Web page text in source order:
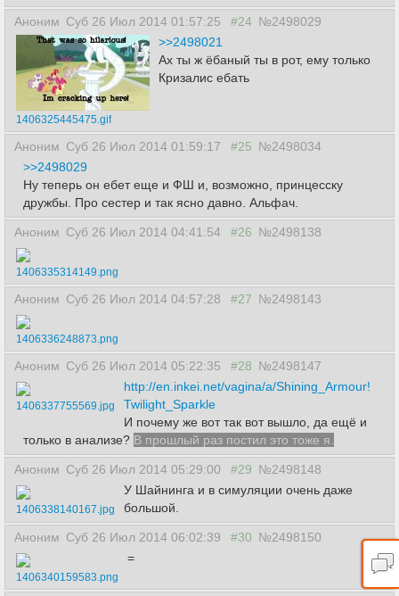
Аноним Суб 26 Июл 2014 01:57:25 #24 №2498029
1406325445475.gif
>>2498021
Ах ты ж ёбаный ты в рот, ему только
Кризалис ебать
Аноним Суб 26 Июл 2014 01:59:17 #25 №2498034
>>2498029
Ну теперь он ебет еще и ФШ и, возможно, принцесску
дружбы. Про сестер и так ясно давно. Альфач.
Аноним Суб 26 Июл 2014 04:41:54 #26 №2498138
1406335314149.png
Аноним Суб 26 Июл 2014 04:57:28 #27 №2498143
1406336248873.png
Аноним Суб 26 Июл 2014 05:22:35 #28 №2498147
1406337755569.jpg
http://en.inkei.net/vagina/a/Shining_Armour!
Twilight_Sparkle
И почему же вот так вот вышло, да ещё и
только в анализе? В прошлый раз постил это тоже я.
Аноним Суб 26 Июл 2014 05:29:00 #29 №2498148
1406338140167.jpg
У Шайнинга и в симуляции очень даже
большой.
Аноним Суб 26 Июл 2014 06:02:39 #30 №2498150
1406340159583.png
=